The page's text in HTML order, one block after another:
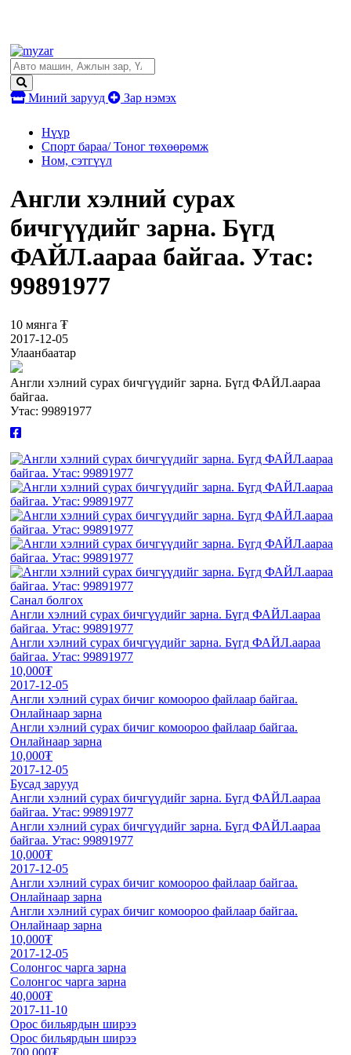
Миний зарууд Зар нэмэх
Нүүр
Спорт бараа/ Тоног төхөөрөмж
Ном, сэтгүүл
Англи хэлний сурах
бичгүүдийг зарна. Бүгд
ФАЙЛ.аараа байгаа. Утас:
99891977
10 мянга ₮
2017-12-05
Улаанбаатар
Англи хэлний сурах бичгүүдийг зарна. Бүгд ФАЙЛ.аараа
байгаа.
Утас: 99891977
Санал болгох
Англи хэлний сурах бичгүүдийг зарна. Бүгд ФАЙЛ.аараа
байгаа. Утас: 99891977
Англи хэлний сурах бичгүүдийг зарна. Бүгд ФАЙЛ.аараа
байгаа. Утас: 99891977
10,000₮
2017-12-05
Англи хэлний сурах бичиг комоороо файлаар байгаа.
Онлайнаар зарна
Англи хэлний сурах бичиг комоороо файлаар байгаа.
Онлайнаар зарна
10,000₮
2017-12-05
Бусад зарууд
Англи хэлний сурах бичгүүдийг зарна. Бүгд ФАЙЛ.аараа
байгаа. Утас: 99891977
Англи хэлний сурах бичгүүдийг зарна. Бүгд ФАЙЛ.аараа
байгаа. Утас: 99891977
10,000₮
2017-12-05
Англи хэлний сурах бичиг комоороо файлаар байгаа.
Онлайнаар зарна
Англи хэлний сурах бичиг комоороо файлаар байгаа.
Онлайнаар зарна
10,000₮
2017-12-05
Солонгос чарга зарна
Солонгос чарга зарна
40,000₮
2017-11-10
Орос бильярдын ширээ
Орос бильярдын ширээ
700,000₮